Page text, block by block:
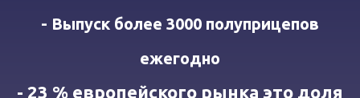
- Выпуск более 3000 полуприцепов
ежегодно
- 23 % европейского рынка это доля